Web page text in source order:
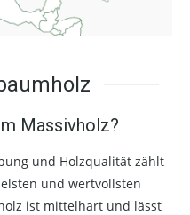
Massivholz?
und Holzqualität zählt
und wertvollsten
ist mittelhart und lässt